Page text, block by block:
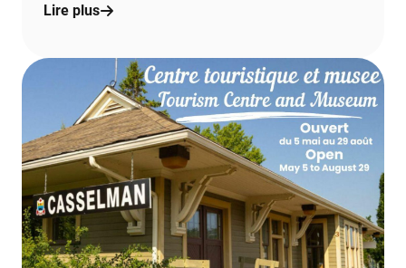
Lire plus